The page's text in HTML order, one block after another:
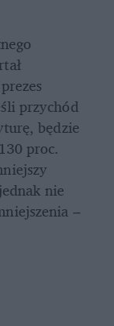
przychód
będzie
proc.
nie
–